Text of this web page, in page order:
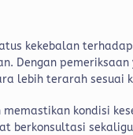
kekebalan
Dengan
lebih terarah sesuai
memastikan kondisi
berkonsultasi